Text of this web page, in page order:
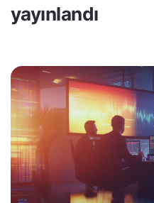
yayınlandı